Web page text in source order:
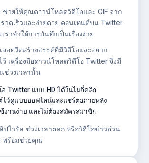
ช่วยให้คุณดาวน์โหลดวิดีโอและ GIF จาก
วดเร็วและง่ายดาย คอนเทนต์บน Twitter
ราทำให้การบันทึกเป็นเรื่องง่าย
จอทวีตสร้างสรรค์ที่มีวิดีโอและอยาก
ว้ เครื่องมือดาวน์โหลดวิดีโอ Twitter จึงมี
ช่วงเวลานั้น
Twitter แบบ HD ได้ในไม่กี่คลิก
ไว้ดูแบบออฟไลน์และแชร์ต่อภายหลัง
งานง่าย และไม่ต้องสมัครสมาชิก
ปไวรัล ช่วงเวลาตลก หรือวิดีโอข่าวด่วน
พร้อมช่วยคุณ